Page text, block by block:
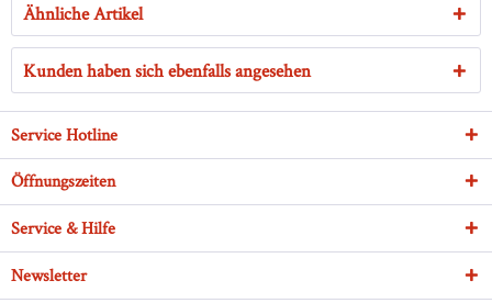
Ähnliche Artikel
Kunden haben sich ebenfalls angesehen
Service Hotline
Öffnungszeiten
Service & Hilfe
Newsletter